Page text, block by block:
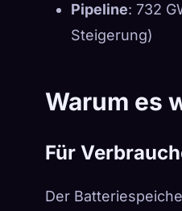
Pipeline: 732
Steigerung)
Warum es
Für
Der